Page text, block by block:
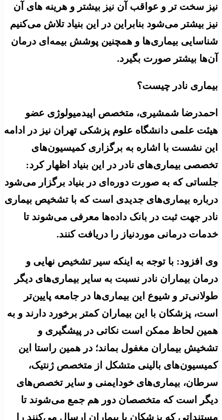
نیز سخت تر و عواقب آن نیز بیشتر و هرینه های آن
نیز بیشتر می‌شود بنابراین در این بنیاد تلاش می‌کنیم
شناسایی بیماری‌ها و همچنین پوشش بیمه‌ای درمان‌
آن‌ها بیشتر صورت بگیرد.
بیماری نادر چیست؟
احمدرضا شمشیری، متخصص اپیدمیولوژی عضو
هیئت علمی دانشگاه علوم پزشکی تهران نیز در ادامه
این نشست با اشاره به برگزاری کمیسیون‌های
تخصصی بیماری‌های نادر در این بنیاد اظهار کرد:
جلساتی که به صورت دوره‌ای در بنیاد برگزار می‌شود
درباره بیماری‌های جدیدی است که با تشخیص بیماری
نادر جهت ثبت در بانک داده‌ها معرفی می‌شوند تا
خدمات درمانی موردنیاز را دریافت کنند.
وی افزود: با توجه به اینکه سیر تشخیص نهایی و
درمان بیماران نادر نسبت به سایر بیماری‌های دیگر
طولانی‌تر و شیوع این بیماری‌ها در جامعه پایین‌تر
است، پزشکان با این بیماران کمتر برخورد دارند و به
همین لحاظ ممکن است نکاتی در پیشگیری و
تشخیش بیماران مغفول بماند؛ در همین راستا این
کمیسیون‌های بالینی متشکل از متخصص ژنتیک،
سرطان، بیماری‌های خودایمنی و سایر تخصص‌های
دیگر است که متخصصان دور هم جمع می‌شوند تا
مستنداتی که پزشکان یا بیماران ارسال می‌کنند را